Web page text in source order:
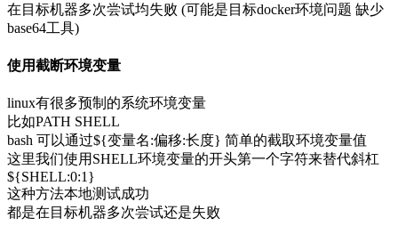
在目标机器多次尝试均失败 (可能是目标docker环境问题 缺少
base64工具)
使用截断环境变量
linux有很多预制的系统环境变量
比如PATH SHELL
bash 可以通过${变量名:偏移:长度} 简单的截取环境变量值
这里我们使用SHELL环境变量的开头第一个字符来替代斜杠
${SHELL:0:1}
这种方法本地测试成功
都是在目标机器多次尝试还是失败